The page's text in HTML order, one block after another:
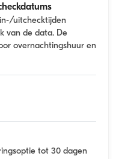
uitchecktijden
van de data. De
overnachtingshuur en
tot 30 dagen